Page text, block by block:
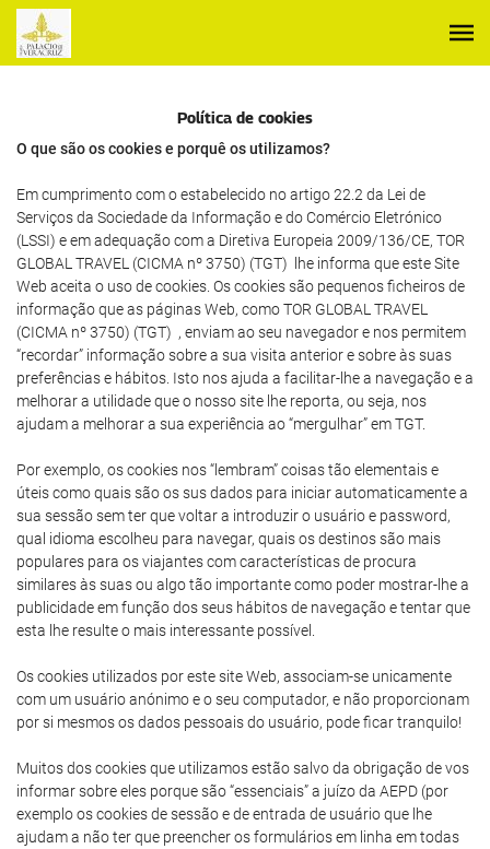
Política de cookies
O que são os cookies e porquê os utilizamos?
Em cumprimento com o estabelecido no artigo 22.2 da Lei de
Serviços da Sociedade da Informação e do Comércio Eletrónico
(LSSI) e em adequação com a Diretiva Europeia 2009/136/CE, TOR
GLOBAL TRAVEL (CICMA nº 3750) (TGT) lhe informa que este Site
Web aceita o uso de cookies. Os cookies são pequenos ficheiros de
informação que as páginas Web, como TOR GLOBAL TRAVEL
(CICMA nº 3750) (TGT) , enviam ao seu navegador e nos permitem
“recordar” informação sobre a sua visita anterior e sobre às suas
preferências e hábitos. Isto nos ajuda a facilitar-lhe a navegação e a
melhorar a utilidade que o nosso site lhe reporta, ou seja, nos
ajudam a melhorar a sua experiência ao “mergulhar” em TGT.
Por exemplo, os cookies nos “lembram” coisas tão elementais e
úteis como quais são os sus dados para iniciar automaticamente a
sua sessão sem ter que voltar a introduzir o usuário e password,
qual idioma escolheu para navegar, quais os destinos são mais
populares para os viajantes com características de procura
similares às suas ou algo tão importante como poder mostrar-lhe a
publicidade em função dos seus hábitos de navegação e tentar que
esta lhe resulte o mais interessante possível.
Os cookies utilizados por este site Web, associam-se unicamente
com um usuário anónimo e o seu computador, e não proporcionam
por si mesmos os dados pessoais do usuário, pode ficar tranquilo!
Muitos dos cookies que utilizamos estão salvo da obrigação de vos
informar sobre eles porque são “essenciais” a juízo da AEPD (por
exemplo os cookies de sessão e de entrada de usuário que lhe
ajudam a não ter que preencher os formulários em linha em todas